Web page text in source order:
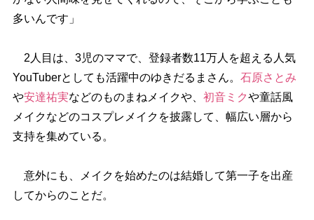
多いんです」
2人目は、3児のママで、登録者数11万人を超える人気
YouTuberとしても活躍中のゆきだるまさん。 石原さとみ
安達祐実などのものまねメイクや、 初音ミク童話風
メイクなどのコスプレメイクを披露して、幅広い層から
支持を集めている。
意外にも、メイクを始めたのは結婚して第一子を出産
してからのことだ。